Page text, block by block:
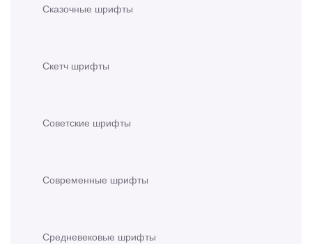
Сказочные шрифты
Скетч шрифты
Советские шрифты
Современные шрифты
Средневековые шрифты